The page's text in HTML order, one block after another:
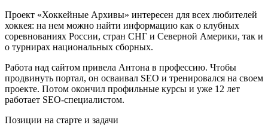
Проект «Хоккейные Архивы» интересен для всех любителей
хоккея: на нем можно найти информацию как о клубных
соревнованиях России, стран СНГ и Северной Америки, так и
о турнирах национальных сборных.
Работа над сайтом привела Антона в профессию. Чтобы
продвинуть портал, он осваивал SEO и тренировался на своем
проекте. Потом окончил профильные курсы и уже 12 лет
работает SEO-специалистом.
Позиции на старте и задачи